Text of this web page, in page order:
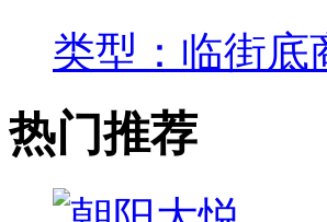
类型：临街底
热门推荐